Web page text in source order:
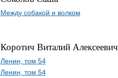
Между собакой и волком
Коротич Виталий Алексеевич
Ленин, том 54
Ленин, том 54